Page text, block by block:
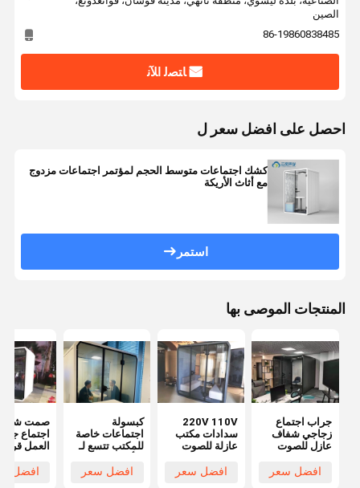
الصين
86-19860838485
ﺎﺘﺼﻟ ﺍﻶﻧ
احصل على افضل سعر ل
كشك اجتماعات متوسط الحجم لمؤتمر اجتماعات مزدوج
مع أثاث الأريكة
استمر
المنتجات الموصى بها
جراب اجتماع
زجاجي شفاف
عازل للصوت
افضل سعر
220V 110V
سدادات مكتب
عازلة للصوت
افضل سعر
كبسولة
اجتماعات خاصة
للمكتب تتسع لـ
افضل سعر
صمت
اجتماع
العمل قرنة
افضل